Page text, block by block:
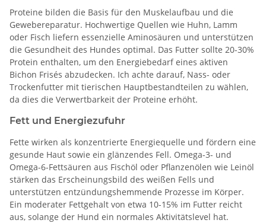
Proteine bilden die Basis für den Muskelaufbau und die
Gewebereparatur. Hochwertige Quellen wie Huhn, Lamm
oder Fisch liefern essenzielle Aminosäuren und unterstützen
die Gesundheit des Hundes optimal. Das Futter sollte 20-30%
Protein enthalten, um den Energiebedarf eines aktiven
Bichon Frisés abzudecken. Ich achte darauf, Nass- oder
Trockenfutter mit tierischen Hauptbestandteilen zu wählen,
da dies die Verwertbarkeit der Proteine erhöht.
Fett und Energiezufuhr
Fette wirken als konzentrierte Energiequelle und fördern eine
gesunde Haut sowie ein glänzendes Fell. Omega-3- und
Omega-6-Fettsäuren aus Fischöl oder Pflanzenölen wie Leinöl
stärken das Erscheinungsbild des weißen Fells und
unterstützen entzündungshemmende Prozesse im Körper.
Ein moderater Fettgehalt von etwa 10-15% im Futter reicht
aus, solange der Hund ein normales Aktivitätslevel hat.